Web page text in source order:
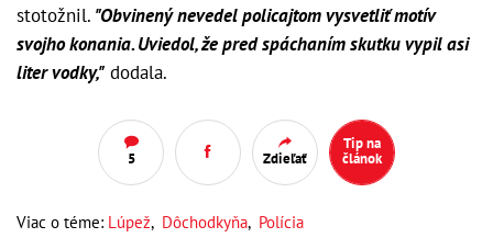
stotožnil. "Obvinený nevedel policajtom vysvetliť motív
svojho konania. Uviedol, že pred spáchaním skutku vypil asi
liter vodky," dodala.
5 Zdieľať
Tip na
článok
Viac o téme: Lúpež, Dôchodkyňa, Polícia